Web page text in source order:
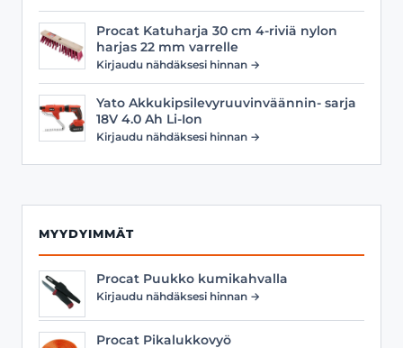
Procat Katuharja 30 cm 4-riviä nylon
harjas 22 mm varrelle
Kirjaudu nähdäksesi hinnan →
Yato Akkukipsilevyruuvinväännin- sarja
18V 4.0 Ah Li-Ion
Kirjaudu nähdäksesi hinnan →
MYYDYIMMÄT
Procat Puukko kumikahvalla
Kirjaudu nähdäksesi hinnan →
Procat Pikalukkovyö